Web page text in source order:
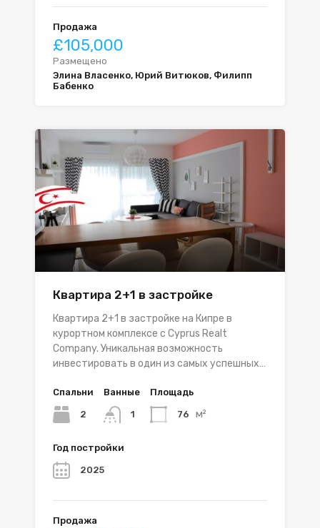
Продажа
£105,000
Размещено
Элина Власенко, Юрий Витюков, Филипп
Бабенко
Квартира 2+1 в застройке
Квартира 2+1 в застройке на Кипре в
курортном комплексе с Cyprus Realt
Company. Уникальная возможность
инвестировать в один из самых успешных…
Спальни
2
Ванные
1
Площадь
76 м²
Год постройки
2025
Продажа